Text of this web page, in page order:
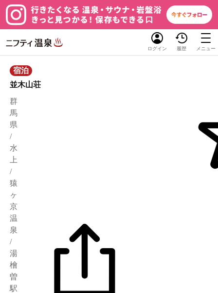
ログイン 履歴 メニュー
宿泊
並木山荘
群
馬
県
/
水
上
/
猿
ヶ
京
温
泉
/
湯
檜
曽
駅